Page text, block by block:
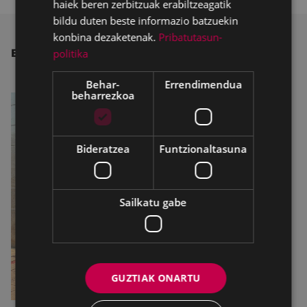
BESTE ALBISTE BATZUK
haiek beren zerbitzuak erabiltzeagatik
bildu duten beste informazio batzuekin
konbina dezaketenak. Pribatutasun-
politika
Behar-
beharrezkoa
Errendimendua
Bideratzea Funtzionaltasuna
Sailkatu gabe
GUZTIAK ONARTU